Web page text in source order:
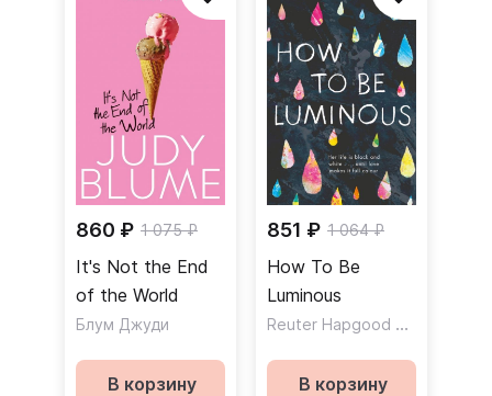
860 ₽ 1 075 ₽
It's Not the End
of the World
Блум Джуди
В корзину
851 ₽ 1 064 ₽
How To Be
Luminous
Reuter Hapgood Harriet
В корзину